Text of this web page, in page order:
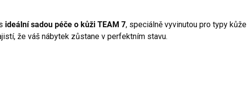
ideální sadou péče o kůži TEAM 7, speciálně vyvinutou pro typy kůže
že váš nábytek zůstane v perfektním stavu.